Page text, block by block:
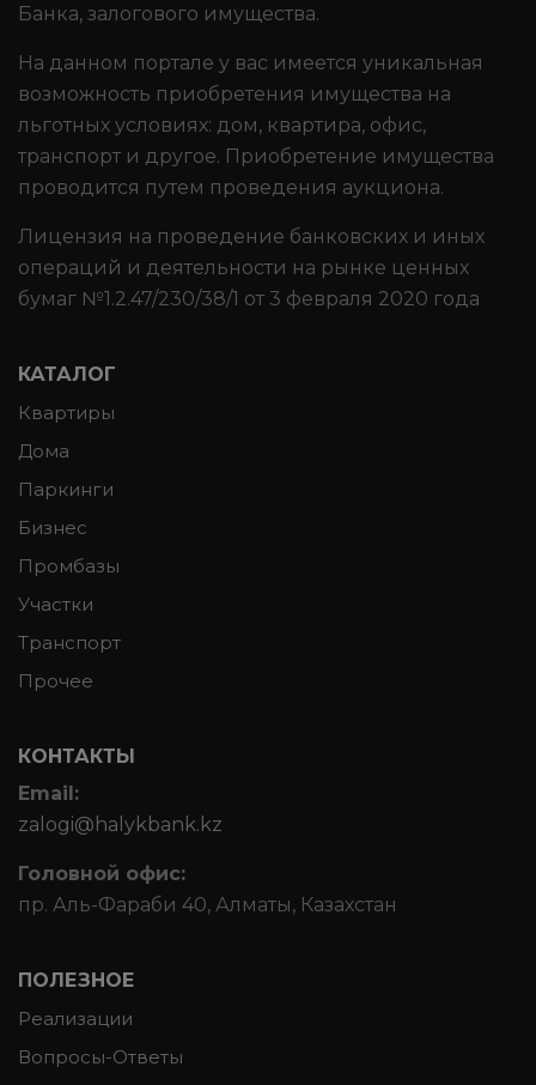
Банка, залогового имущества.
На данном портале у вас имеется уникальная
возможность приобретения имущества на
льготных условиях: дом, квартира, офис,
транспорт и другое. Приобретение имущества
проводится путем проведения аукциона.
Лицензия на проведение банковских и иных
операций и деятельности на рынке ценных
бумаг №1.2.47/230/38/1 от 3 февраля 2020 года
КАТАЛОГ
Квартиры
Дома
Паркинги
Бизнес
Промбазы
Участки
Транспорт
Прочее
КОНТАКТЫ
Email:
zalogi@halykbank.kz
Головной офис:
пр. Аль-Фараби 40, Алматы, Казахстан
ПОЛЕЗНОЕ
Реализации
Вопросы-Ответы